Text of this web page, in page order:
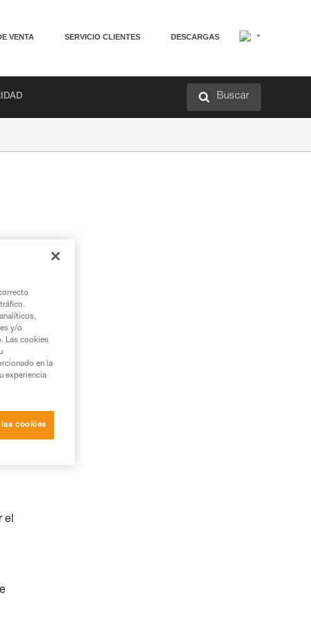
VENTA SERVICIO CLIENTES DESCARGAS
Buscar
el
y/o
Las cookies
en la
experiencia
cookies